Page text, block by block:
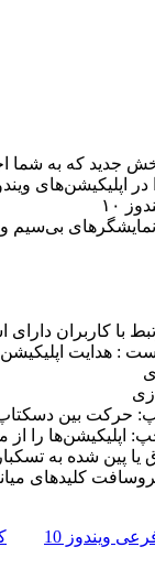
: هدایت
کاربردی جدیدی را برای
ویندوز 10